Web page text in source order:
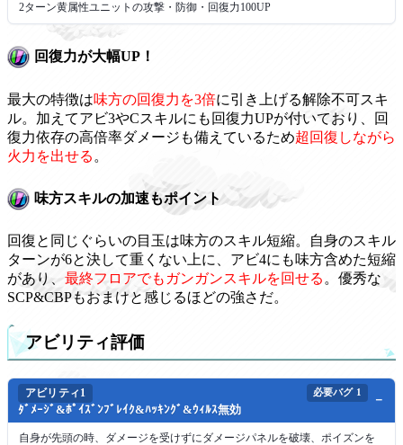
2ターン黄属性ユニットの攻撃・防御・回復力100UP
回復力が大幅UP！
最大の特徴は味方の回復力を3倍に引き上げる解除不可スキ
ル。加えてアビ3やCスキルにも回復力UPが付いており、回
復力依存の高倍率ダメージも備えているため超回復しながら
火力を出せる 。
味方スキルの加速もポイント
回復と同じぐらいの目玉は味方のスキル短縮。自身のスキル
ターンが6と決して重くない上に、アビ4にも味方含めた短縮
があり、 最終フロアでもガンガンスキルを回せる 。優秀な
SCP&CBPもおまけと感じるほどの強さだ。
アビリティ評価
アビリティ1 必要バグ 1
ﾀﾞﾒｰｼﾞ&ﾎﾟｲｽﾞﾝﾌﾞﾚｲｸ&ﾊｯｷﾝｸﾞ&ｳｨﾙｽ無効
自身が先頭の時、ダメージを受けずにダメージパネルを破壊、ポイズンを